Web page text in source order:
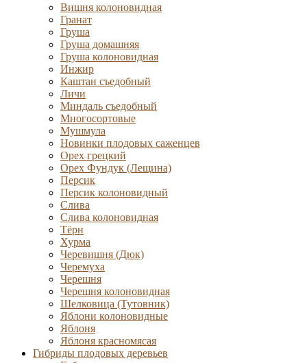
Вишня колоновидная
Гранат
Груша
Груша домашняя
Груша колоновидная
Инжир
Каштан съедобный
Личи
Миндаль съедобный
Многосортовые
Мушмула
Новинки плодовых саженцев
Орех грецкий
Орех Фундук (Лещина)
Персик
Персик колоновидный
Слива
Слива колоновидная
Тёрн
Хурма
Черевишня (Дюк)
Черемуха
Черешня
Черешня колоновидная
Шелковица (Тутовник)
Яблони колоновидные
Яблоня
Яблоня красномясая
Гибриды плодовых деревьев